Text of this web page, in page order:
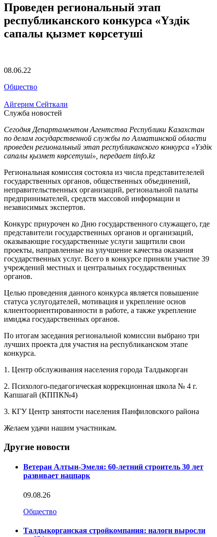
Проведен региональный этап
республиканского конкурса «Үздік
сапалы қызмет көрсетуші
08.06.22
Общество
Айгерим Сейткали
Служба новостей
Сегодня Департаментом Агентства Республики Казахстан
по делам государственной службы по Алматинской области
проведен региональный этап республиканского конкурса «Үздік
сапалы қызмет көрсетуші», передает tinfo.kz
Региональная комиссия состояла из числа представителелей
государственных органов, общественных объединений,
неправительственных организаций, региональной палаты
предпринимателей, средств массовой информации и
независимых экспертов.
Конкурс приурочен ко Дню государственного служащего, где
представители государственных органов и организаций,
оказывающие государственные услуги защитили свои
проекты, направленные на улучшение качества оказания
государственных услуг. Всего в конкурсе приняли участие 39
учреждений местных и центральных государственных
органов.
Целью проведения данного конкурса является повышение
статуса услугодателей, мотивация и укрепление основ
клиентоориентированности в работе, а также укрепление
имиджа государственных органов.
По итогам заседания региональной комиссии выбрано три
лучших проекта для участия на республиканском этапе
конкурса.
1. Центр обслуживания населения города Талдыкорган
2. Психолого-педагогическая коррекционная школа № 4 г.
Капшагай (КППК№4)
3. КГУ Центр занятости населения Панфиловского района
Желаем удачи нашим участникам.
Другие новости
Ветеран Алтын-Эмеля: 60-летний строитель 30 лет
развивает нацпарк
09.08.26
Общество
Талдыкорганская стройкомпания: налоги выросли